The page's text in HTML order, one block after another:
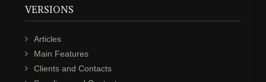
VERSIONS
Articles
Main Features
Clients and Contacts